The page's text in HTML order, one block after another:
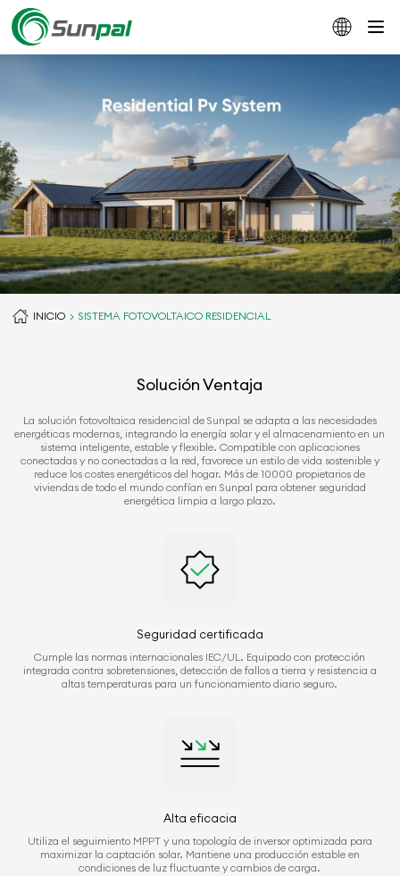
INICIO SISTEMA FOTOVOLTAICO RESIDENCIAL
Solución Ventaja
La solución fotovoltaica residencial de Sunpal se adapta a las necesidades
energéticas modernas, integrando la energía solar y el almacenamiento en un
sistema inteligente, estable y flexible. Compatible con aplicaciones
conectadas y no conectadas a la red, favorece un estilo de vida sostenible y
reduce los costes energéticos del hogar. Más de 10000 propietarios de
viviendas de todo el mundo confían en Sunpal para obtener seguridad
energética limpia a largo plazo.
Seguridad certificada
Cumple las normas internacionales IEC/UL. Equipado con protección
integrada contra sobretensiones, detección de fallos a tierra y resistencia a
altas temperaturas para un funcionamiento diario seguro.
Alta eficacia
Utiliza el seguimiento MPPT y una topología de inversor optimizada para
maximizar la captación solar. Mantiene una producción estable en
condiciones de luz fluctuante y cambios de carga.